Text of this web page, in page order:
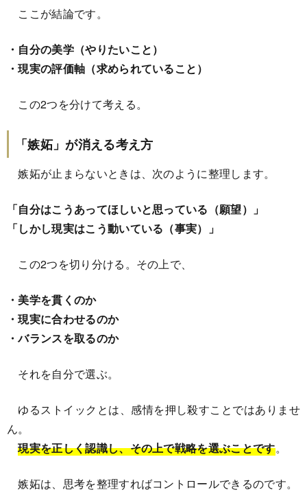
ここが結論です。
・自分の美学（やりたいこと）
・現実の評価軸（求められていること）
この2つを分けて考える。
「嫉妬」が消える考え方
嫉妬が止まらないときは、次のように整理します。
「自分はこうあってほしいと思っている（願望）」
「しかし現実はこう動いている（事実）」
この2つを切り分ける。その上で、
・美学を貫くのか
・現実に合わせるのか
・バランスを取るのか
それを自分で選ぶ。
ゆるストイックとは、感情を押し殺すことではありませ
ん。
現実を正しく認識し、その上で戦略を選ぶことです。
嫉妬は、思考を整理すればコントロールできるのです。